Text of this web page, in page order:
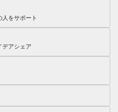
をサポート
デアシェア